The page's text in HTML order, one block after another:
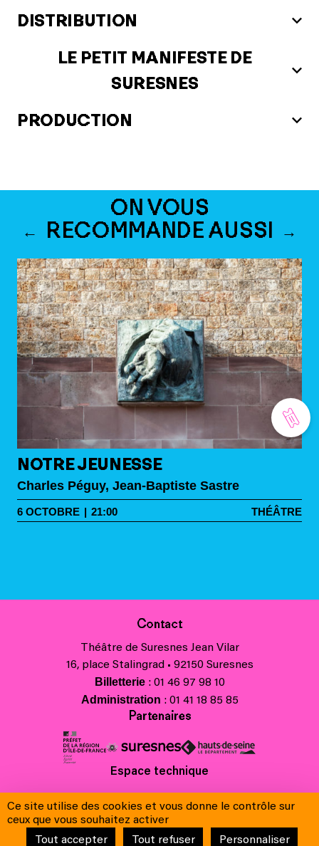
DISTRIBUTION
LE PETIT MANIFESTE DE
SURESNES
PRODUCTION
ON VOUS
RECOMMANDE AUSSI
NOTRE JEUNESSE
Charles Péguy, Jean-Baptiste Sastre
6 OCTOBRE | 21:00 THÉÂTRE
Contact
Théâtre de Suresnes Jean Vilar
16, place Stalingrad • 92150 Suresnes
Billetterie: 01 46 97 98 10
Administration : 01 41 18 85 85
Partenaires
Espace technique
Contacts
Crédits
Mentions légales & Charte de protection des données
Ce site utilise des cookies et vous donne le contrôle sur
ceux que vous souhaitez activer
Tout accepter
Tout refuser Personnaliser